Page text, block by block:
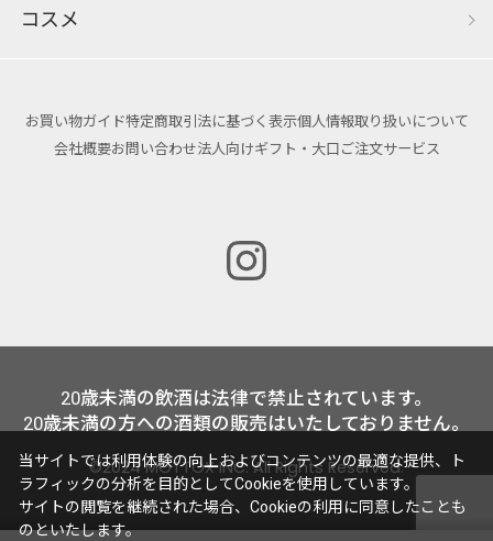
コスメ
お買い物ガイド特定商取引法に基づく表示個人情報取り扱いについて
会社概要お問い合わせ法人向けギフト・大口ご注文サービス
20歳未満の飲酒は法律で禁止されています。
20歳未満の方への酒類の販売はいたしておりません。
©2024 MOTTOX INC. All Rights Reserved.
当サイトでは利用体験の向上およびコンテンツの最適な提供、ト
ラフィックの分析を目的としてCookieを使用しています。
サイトの閲覧を継続された場合、Cookieの利用に同意したことも
のといたします。